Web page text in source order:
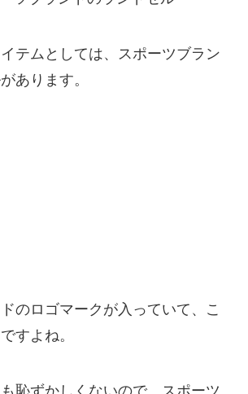
テムとしては、スポーツブラン
あります。
のロゴマークが入っていて、こ
すよね。